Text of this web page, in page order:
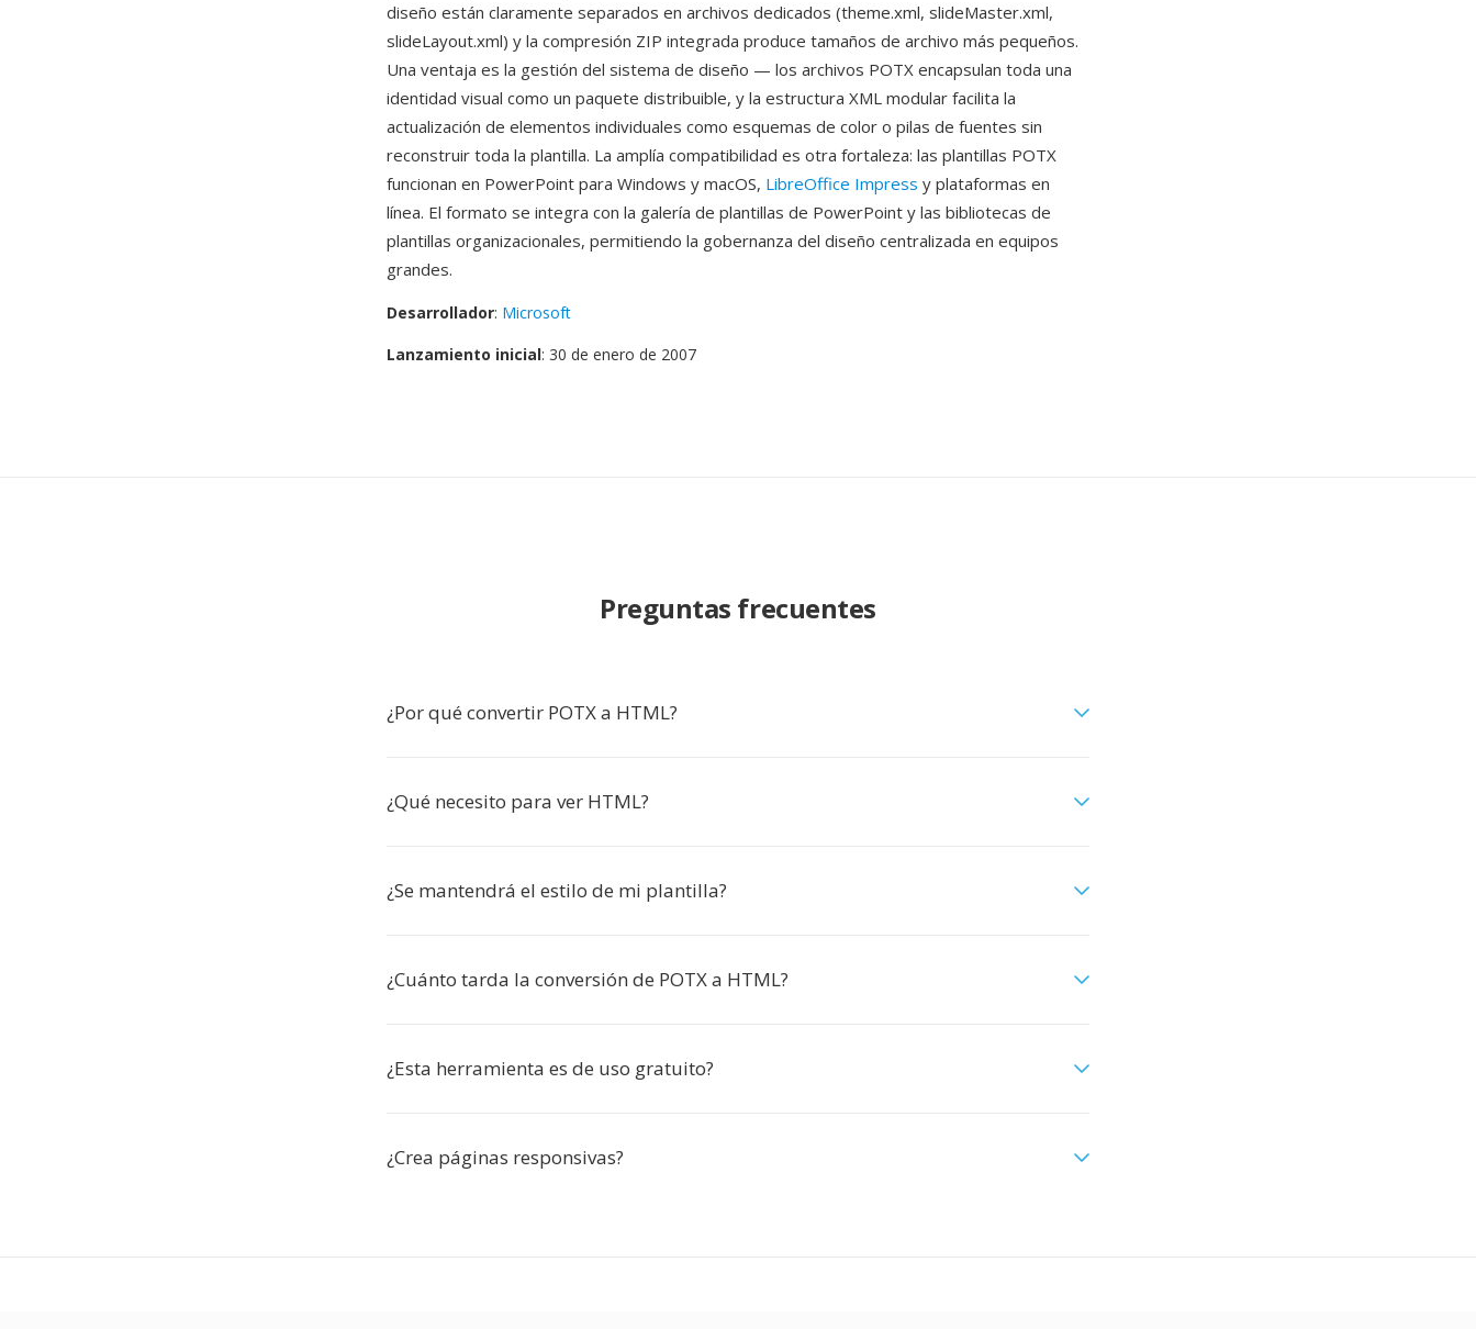
diseño están claramente separados en archivos dedicados (theme.xml, slideMaster.xml,
slideLayout.xml) y la compresión ZIP integrada produce tamaños de archivo más pequeños.
Una ventaja es la gestión del sistema de diseño — los archivos POTX encapsulan toda una
identidad visual como un paquete distribuible, y la estructura XML modular facilita la
actualización de elementos individuales como esquemas de color o pilas de fuentes sin
reconstruir toda la plantilla. La amplía compatibilidad es otra fortaleza: las plantillas POTX
funcionan en PowerPoint para Windows y macOS, LibreOffice Impress y plataformas en
línea. El formato se integra con la galería de plantillas de PowerPoint y las bibliotecas de
plantillas organizacionales, permitiendo la gobernanza del diseño centralizada en equipos
grandes.
Desarrollador: Microsoft
Lanzamiento inicial: 30 de enero de 2007
Preguntas frecuentes
¿Por qué convertir POTX a HTML?
¿Qué necesito para ver HTML?
¿Se mantendrá el estilo de mi plantilla?
¿Cuánto tarda la conversión de POTX a HTML?
¿Esta herramienta es de uso gratuito?
¿Crea páginas responsivas?